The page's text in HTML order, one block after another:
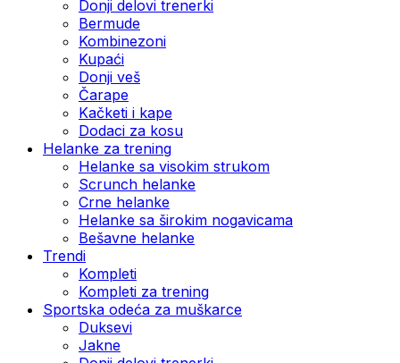
Donji delovi trenerki
Bermude
Kombinezoni
Kupaći
Donji veš
Čarape
Kačketi i kape
Dodaci za kosu
Helanke za trening
Helanke sa visokim strukom
Scrunch helanke
Crne helanke
Helanke sa širokim nogavicama
Bešavne helanke
Trendi
Kompleti
Kompleti za trening
Sportska odeća za muškarce
Duksevi
Jakne